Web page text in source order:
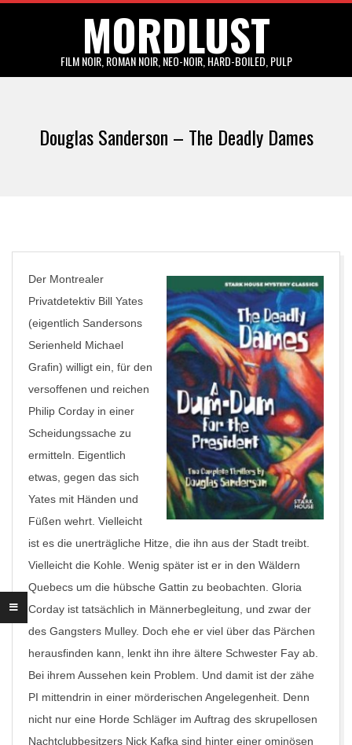
MORDLUST
FILM NOIR, ROMAN NOIR, NEO-NOIR, HARD-BOILED, PULP
Douglas Sanderson – The Deadly Dames
Der Montrealer
Privatdetektiv Bill Yates
(eigentlich Sandersons
Serienheld Michael
Grafin) willigt ein, für den
versoffenen und reichen
Philip Corday in einer
Scheidungssache zu
ermitteln. Eigentlich
etwas, gegen das sich
Yates mit Händen und
Füßen wehrt. Vielleicht
ist es die unerträgliche Hitze, die ihn aus der Stadt treibt.
Vielleicht die Kohle. Wenig später ist er in den Wäldern
Quebecs um die hübsche Gattin zu beobachten. Gloria
Corday ist tatsächlich in Männerbegleitung, und zwar der
des Gangsters Mulley. Doch ehe er viel über das Pärchen
herausfinden kann, lenkt ihn ihre ältere Schwester Fay ab.
Bei ihrem Aussehen kein Problem. Und damit ist der zähe
PI mittendrin in einer mörderischen Angelegenheit. Denn
nicht nur eine Horde Schläger im Auftrag des skrupellosen
Nachtclubbesitzers Nick Kafka sind hinter einer ominösen